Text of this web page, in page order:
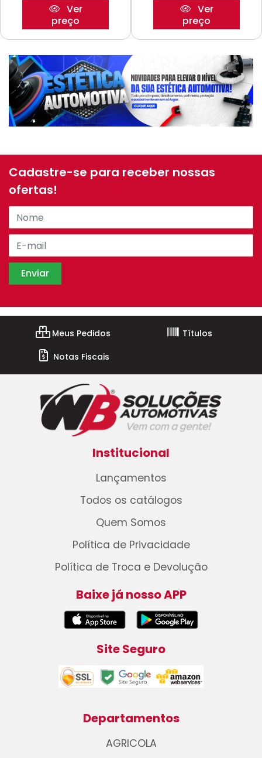
Ver
preço
Ver
preço
Cadastre-se para receber nossas
ofertas!
Meus Pedidos
Títulos
Notas Fiscais
Institucional
Lançamentos
Todos os catálogos
Quem Somos
Política de Privacidade
Política de Troca e Devolução
Baixe já nosso APP
Site Seguro
Departamentos
AGRICOLA